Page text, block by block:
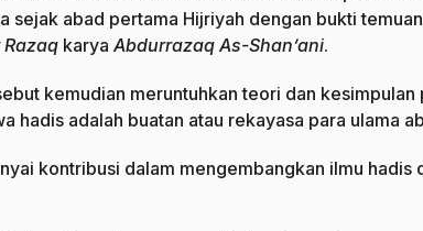
sejak abad pertama Hijriyah dengan bukti
karya Abdurrazaq As-Shan’ani.
kemudian meruntuhkan teori dan
hadis adalah buatan atau rekayasa para ulama
kontribusi dalam mengembangkan ilmu hadis